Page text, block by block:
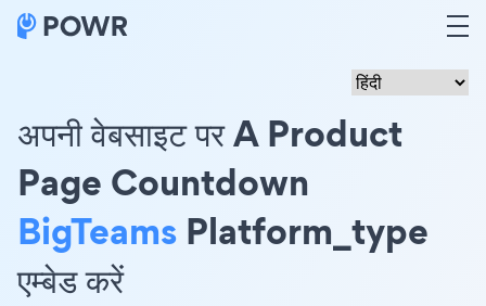
अपनी वेबसाइट पर A Product
Page Countdown
BigTeams Platform_type
एम्बेड करें